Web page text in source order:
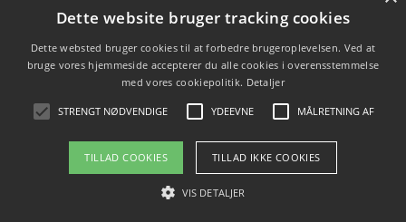
kr. 1.879,00.kr. 1.279,00.
kr. 999,00.
-30%
Dette website bruger tracking cookies
Dette websted bruger cookies til at forbedre brugeroplevelsen. Ved at
bruge vores hjemmeside accepterer du alle cookies i overensstemmelse
med vores cookiepolitik. Detaljer
STRENGT NØDVENDIGE YDEEVNE MÅLRETNING AF
TILLAD COOKIES TILLAD IKKE COOKIES
VIS DETALJER